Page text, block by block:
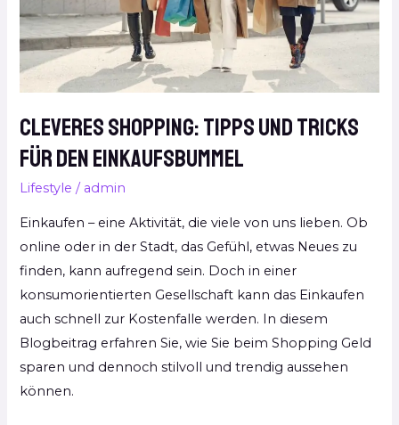
Cleveres Shopping: Tipps und Tricks
für den Einkaufsbummel
Lifestyle / admin
Einkaufen – eine Aktivität, die viele von uns lieben. Ob
online oder in der Stadt, das Gefühl, etwas Neues zu
finden, kann aufregend sein. Doch in einer
konsumorientierten Gesellschaft kann das Einkaufen
auch schnell zur Kostenfalle werden. In diesem
Blogbeitrag erfahren Sie, wie Sie beim Shopping Geld
sparen und dennoch stilvoll und trendig aussehen
können.
Einkaufsbummel